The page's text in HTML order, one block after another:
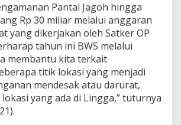
Pantai Jagoh hingga
Rp 30 miliar melalui anggaran
yang dikerjakan oleh Satker OP
tahun ini BWS melalui
membantu kita terkait
titik lokasi yang menjadi
mendesak atau darurat,
yang ada di Lingga,” tuturnya